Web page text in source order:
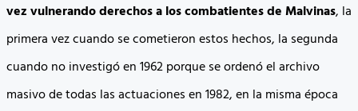
vez vulnerando derechos a los combatientes de Malvinas, la
primera vez cuando se cometieron estos hechos, la segunda
cuando no investigó en 1962 porque se ordenó el archivo
masivo de todas las actuaciones en 1982, en la misma época